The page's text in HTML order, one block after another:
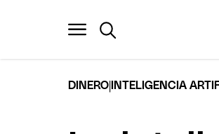
DINERO INTELIGENCIA